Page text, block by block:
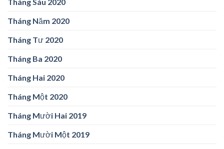
Tháng Năm 2020
Tháng Tư 2020
Tháng Ba 2020
Tháng Hai 2020
Tháng Một 2020
Tháng Mười Hai 2019
Tháng Mười Một 2019